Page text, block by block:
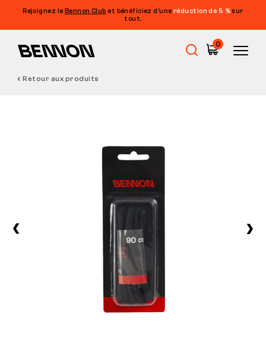
Rejoignez le Bennon Club et bénéficiez d’une réduction de 5 %sur
tout.
0
Chaussures de loisirs
Retour aux produits